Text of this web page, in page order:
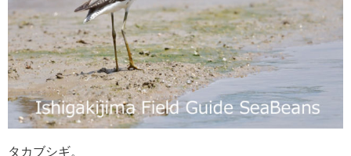
タカブシギ。